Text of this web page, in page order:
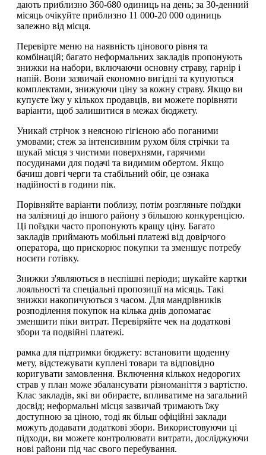
дають приблизно 360-680 одиниць на день; за 30-денний
місяць очікуйте приблизно 11 000-20 000 одиниць
залежно від місця.
Перевірте меню на наявність цінового рівня та
комбінацій; багато неформальних закладів пропонують
знижки на набори, включаючи основну страву, гарнір і
напій. Вони зазвичай економно вигідні та купуються
комплектами, знижуючи ціну за кожну страву. Якщо ви
купуєте їжу у кількох продавців, ви можете порівняти
варіанти, щоб залишитися в межах бюджету.
Уникай стрічок з неясною гігієною або поганими
умовами; стеж за інтенсивним рухом біля стрічки та
шукай місця з чистими поверхнями, гарячими
посудинами для подачі та видимим обертом. Якщо
бачиш довгі черги та стабільний обіг, це ознака
надійності в години пік.
Порівняйте варіанти поблизу, потім розгляньте поїздки
на залізниці до іншого району з більшою конкуренцією.
Ці поїздки часто пропонують кращу ціну. Багато
закладів приймають мобільні платежі від довірчого
оператора, що прискорює покупки та зменшує потребу
носити готівку.
Знижки з'являються в неспішні періоди; шукайте картки
лояльності та спеціальні пропозиції на місяць. Такі
знижки накопичуються з часом. Для мандрівників
розподілення покупок на кілька днів допомагає
зменшити піки витрат. Перевіряйте чек на додаткові
збори та подвійні платежі.
рамка для підтримки бюджету: встановити щоденну
мету, відстежувати куплені товари та відповідно
коригувати замовлення. Включення кількох недорогих
страв у план може збалансувати різноманіття з вартістю.
Клас закладів, які ви обираєте, впливатиме на загальний
досвід; неформальні місця зазвичай тримають їжу
доступною за ціною, тоді як більш офіційні заклади
можуть додавати додаткові збори. Використовуючи ці
підходи, ви можете контролювати витрати, досліджуючи
нові райони під час свого перебування.